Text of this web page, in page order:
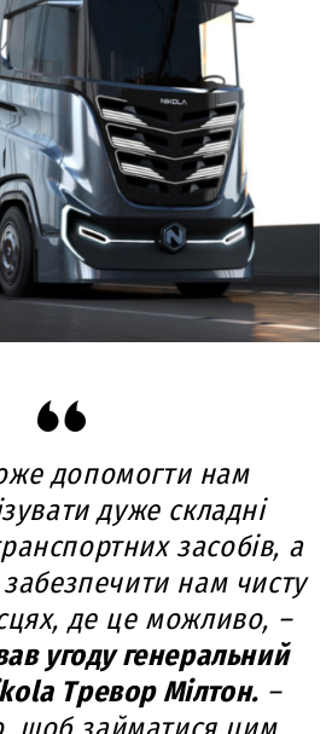
допомогти нам
дуже складні
засобів, а
нам чисту
де це можливо, –
угоду генеральний
Тревор Мілтон.–